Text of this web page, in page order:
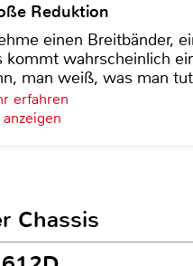
Reduktion
einen Breitbänder,
kommt wahrscheinlich
man weiß, was man
erfahren
Chassis